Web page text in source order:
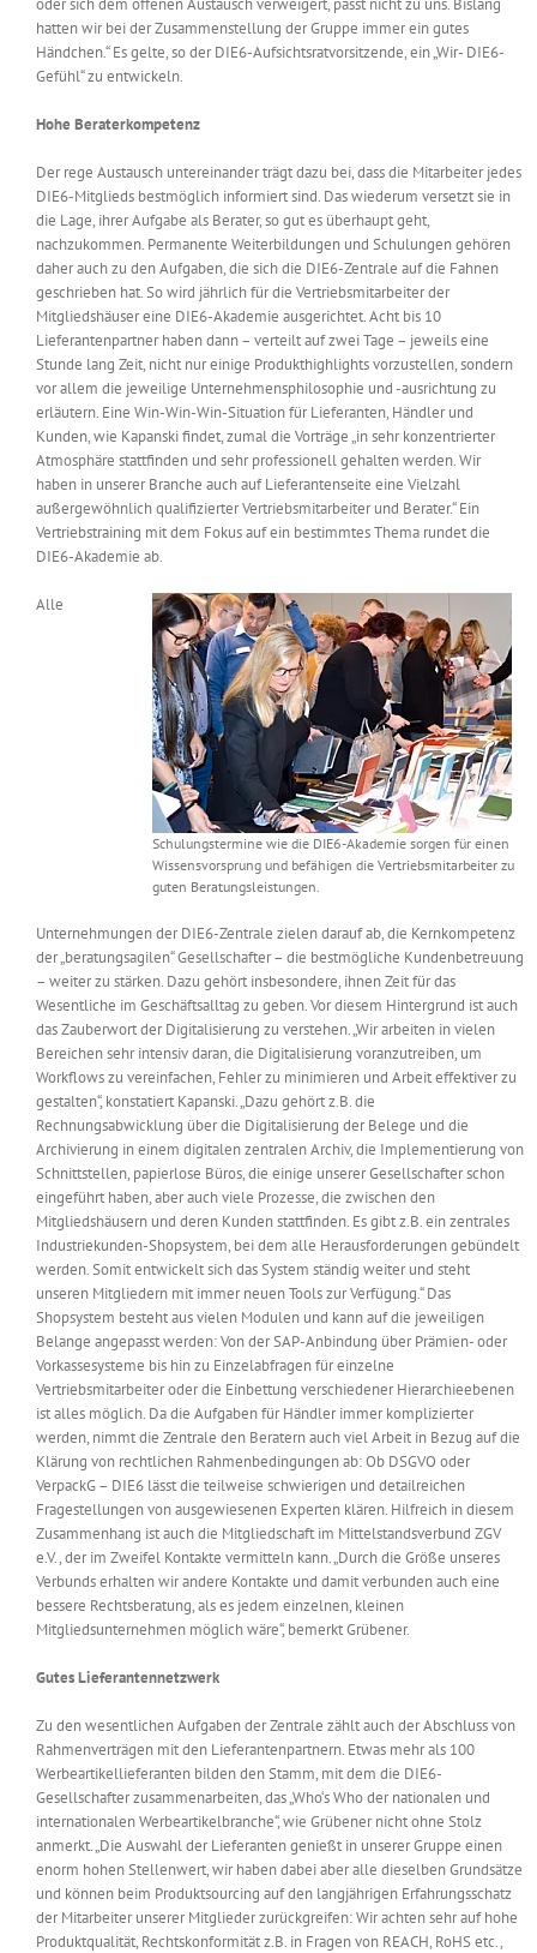
hatten wir bei der Zusammenstellung der Gruppe immer ein gutes
Händchen.“ Es gelte, so der DIE6-Aufsichtsratvorsitzende, ein „Wir- DIE6-
Gefühl“ zu entwickeln.
Hohe Beraterkompetenz
Der rege Austausch untereinander trägt dazu bei, dass die Mitarbeiter jedes
DIE6-Mitglieds bestmöglich informiert sind. Das wiederum versetzt sie in
die Lage, ihrer Aufgabe als Berater, so gut es überhaupt geht,
nachzukommen. Permanente Weiterbildungen und Schulungen gehören
daher auch zu den Aufgaben, die sich die DIE6-Zentrale auf die Fahnen
geschrieben hat. So wird jährlich für die Vertriebsmitarbeiter der
Mitgliedshäuser eine DIE6-Akademie ausgerichtet. Acht bis 10
Lieferantenpartner haben dann – verteilt auf zwei Tage – jeweils eine
Stunde lang Zeit, nicht nur einige Produkthighlights vorzustellen, sondern
vor allem die jeweilige Unternehmensphilosophie und -ausrichtung zu
erläutern. Eine Win-Win-Win-Situation für Lieferanten, Händler und
Kunden, wie Kapanski findet, zumal die Vorträge „in sehr konzentrierter
Atmosphäre stattfinden und sehr professionell gehalten werden. Wir
haben in unserer Branche auch auf Lieferantenseite eine Vielzahl
außergewöhnlich qualifizierter Vertriebsmitarbeiter und Berater.“ Ein
Vertriebstraining mit dem Fokus auf ein bestimmtes Thema rundet die
DIE6-Akademie ab.
Schulungstermine wie die DIE6-Akademie sorgen für einen
Wissensvorsprung und befähigen die Vertriebsmitarbeiter zu
guten Beratungsleistungen.
Alle
Unternehmungen der DIE6-Zentrale zielen darauf ab, die Kernkompetenz
der „beratungsagilen“ Gesellschafter – die bestmögliche Kundenbetreuung
– weiter zu stärken. Dazu gehört insbesondere, ihnen Zeit für das
Wesentliche im Geschäftsalltag zu geben. Vor diesem Hintergrund ist auch
das Zauberwort der Digitalisierung zu verstehen. „Wir arbeiten in vielen
Bereichen sehr intensiv daran, die Digitalisierung voranzutreiben, um
Workflows zu vereinfachen, Fehler zu minimieren und Arbeit effektiver zu
gestalten“, konstatiert Kapanski. „Dazu gehört z.B. die
Rechnungsabwicklung über die Digitalisierung der Belege und die
Archivierung in einem digitalen zentralen Archiv, die Implementierung von
Schnittstellen, papierlose Büros, die einige unserer Gesellschafter schon
eingeführt haben, aber auch viele Prozesse, die zwischen den
Mitgliedshäusern und deren Kunden stattfinden. Es gibt z.B. ein zentrales
Industriekunden-Shopsystem, bei dem alle Herausforderungen gebündelt
werden. Somit entwickelt sich das System ständig weiter und steht
unseren Mitgliedern mit immer neuen Tools zur Verfügung.“ Das
Shopsystem besteht aus vielen Modulen und kann auf die jeweiligen
Belange angepasst werden: Von der SAP-Anbindung über Prämien- oder
Vorkassesysteme bis hin zu Einzelabfragen für einzelne
Vertriebsmitarbeiter oder die Einbettung verschiedener Hierarchieebenen
ist alles möglich. Da die Aufgaben für Händler immer komplizierter
werden, nimmt die Zentrale den Beratern auch viel Arbeit in Bezug auf die
Klärung von rechtlichen Rahmenbedingungen ab: Ob DSGVO oder
VerpackG – DIE6 lässt die teilweise schwierigen und detailreichen
Fragestellungen von ausgewiesenen Experten klären. Hilfreich in diesem
Zusammenhang ist auch die Mitgliedschaft im Mittelstandsverbund ZGV
e.V., der im Zweifel Kontakte vermitteln kann. „Durch die Größe unseres
Verbunds erhalten wir andere Kontakte und damit verbunden auch eine
bessere Rechtsberatung, als es jedem einzelnen, kleinen
Mitgliedsunternehmen möglich wäre“, bemerkt Grübener.
Gutes Lieferantennetzwerk
Zu den wesentlichen Aufgaben der Zentrale zählt auch der Abschluss von
Rahmenverträgen mit den Lieferantenpartnern. Etwas mehr als 100
Werbeartikellieferanten bilden den Stamm, mit dem die DIE6-
Gesellschafter zusammenarbeiten, das „Who‘s Who der nationalen und
internationalen Werbeartikelbranche“, wie Grübener nicht ohne Stolz
anmerkt. „Die Auswahl der Lieferanten genießt in unserer Gruppe einen
enorm hohen Stellenwert, wir haben dabei aber alle dieselben Grundsätze
und können beim Produktsourcing auf den langjährigen Erfahrungsschatz
der Mitarbeiter unserer Mitglieder zurückgreifen: Wir achten sehr auf hohe
Produktqualität, Rechtskonformität z.B. in Fragen von REACH, RoHS etc.,